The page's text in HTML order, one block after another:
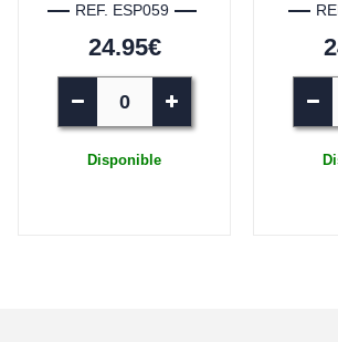
REF. ESP059
24.95€
Disponible